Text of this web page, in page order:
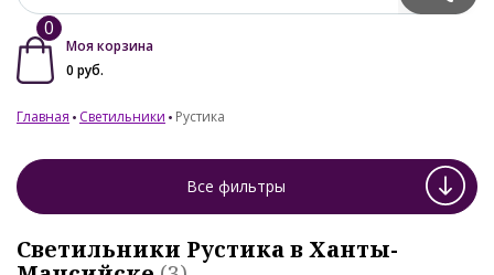
0
Моя корзина
0 руб.
Главная Светильники Рустика
Все фильтры
Светильники Рустика в Ханты-